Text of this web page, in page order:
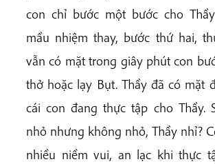
con chỉ bước một bước cho
mầu nhiệm thay, bước thứ hai,
vẫn có mặt trong giây phút con
thở hoặc lạy Bụt. Thầy đã có mặt
cái con đang thực tập cho Thầy.
nhỏ nhưng không nhỏ, Thầy nhỉ?
nhiều niềm vui, an lạc khi thực